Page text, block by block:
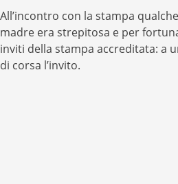
All’incontro con la stampa
madre era strepitosa e per
inviti della stampa accreditata: a
di corsa l’invito.